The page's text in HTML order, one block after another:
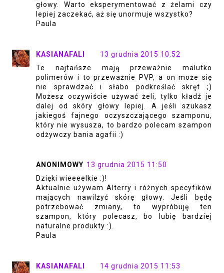
głowy. Warto eksperymentować z żelami czy
lepiej zaczekać, aż się unormuje wszystko?
Paula
KASIANAFALI
13 grudnia 2015 10:52
Te najtańsze mają przeważnie malutko
polimerów i to przeważnie PVP, a on może się
nie sprawdzać i słabo podkreślać skręt ;)
Możesz oczywiście używać żeli, tylko kładź je
dalej od skóry głowy lepiej. A jeśli szukasz
jakiegoś fajnego oczyszczającego szamponu,
który nie wysusza, to bardzo polecam szampon
odżywczy bania agafii :)
ANONIMOWY 13 grudnia 2015 11:50
Dzięki wieeeelkie :)!
Aktualnie używam Alterry i różnych specyfików
mających nawilżyć skórę głowy. Jeśli będę
potrzebować zmiany, to wypróbuję ten
szampon, który polecasz, bo lubię bardziej
naturalne produkty :).
Paula
KASIANAFALI
14 grudnia 2015 11:53